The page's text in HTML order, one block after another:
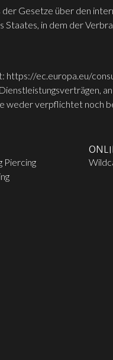
Gesetze über den
in dem der
https://ec.europa.eu/
weder verpflichtet noch
Piercing